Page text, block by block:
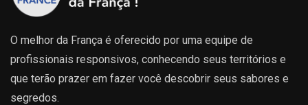
O melhor da França é oferecido por uma equipe de
profissionais responsivos, conhecendo seus territórios e
que terão prazer em fazer você descobrir seus sabores e
segredos.